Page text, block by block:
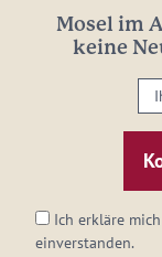
Mosel im
keine
Ihre
E-
Ich erkläre
einverstanden.